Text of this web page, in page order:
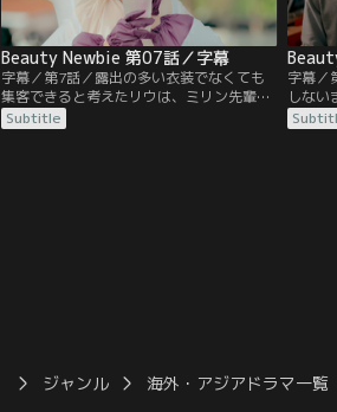
Beauty Newbie 第07話／字幕
字幕／第7話／露出の多い衣装でなくても
集客できると考えたリウは、ミリン先輩た
ちに相談し実行に移す。アイデアが功を奏
し成功すると思われたが、フェーが熱中症
Subtitle
字幕／
しない
う。
をガイ
を逃
リウ
ジャンル 海外・アジアドラマ一覧